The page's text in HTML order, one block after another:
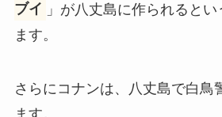
ブイ 」が八丈島に作られると
ます。
さらにコナンは、八丈島で白鳥
ます。